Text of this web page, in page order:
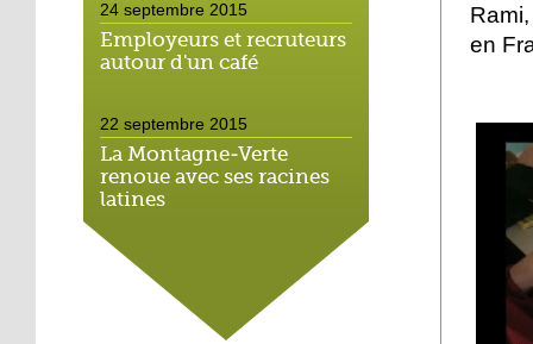
24 septembre 2015
Employeurs et recruteurs
autour d'un café
22 septembre 2015
La Montagne-Verte
renoue avec ses racines
latines
22 septembre 2015
Un Carrefour Contact à
l'Elsau courant automne
en